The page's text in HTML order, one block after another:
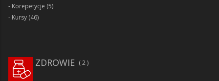
Korepetycje (5)
Kursy (46)
ZDROWIE 2